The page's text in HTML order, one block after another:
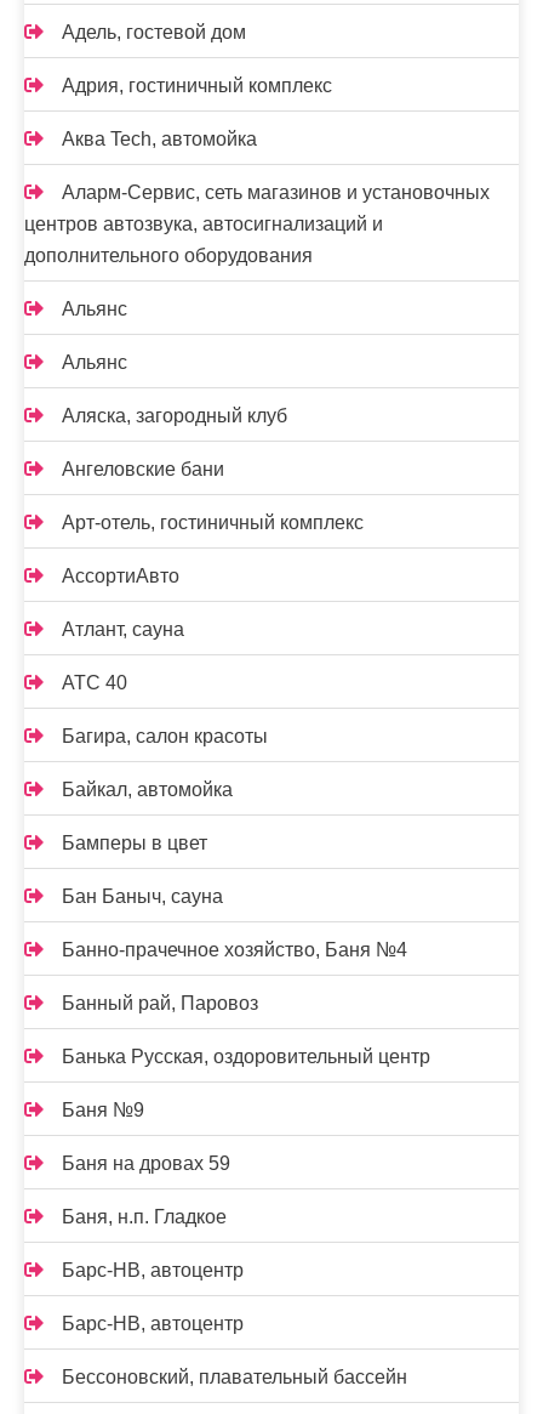
Адель, гостевой дом
Адрия, гостиничный комплекс
Аква Tech, автомойка
Аларм-Сервис, сеть магазинов и установочных
центров автозвука, автосигнализаций и
дополнительного оборудования
Альянс
Альянс
Аляска, загородный клуб
Ангеловские бани
Арт-отель, гостиничный комплекс
АссортиАвто
Атлант, сауна
АТС 40
Багира, салон красоты
Байкал, автомойка
Бамперы в цвет
Бан Баныч, сауна
Банно-прачечное хозяйство, Баня №4
Банный рай, Паровоз
Банька Русская, оздоровительный центр
Баня №9
Баня на дровах 59
Баня, н.п. Гладкое
Барс-НВ, автоцентр
Барс-НВ, автоцентр
Бессоновский, плавательный бассейн